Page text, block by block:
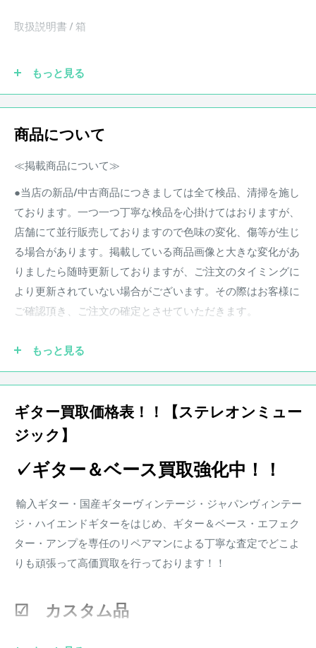
取扱説明書 / 箱
【付属品についてのご案内】
・中古品のため、付属品に使用感や多少の傷みがある場合が
ございます。
・商品ランクは付属品の状態を含みません。
■試奏などによる細かい傷は割愛しております。
■スペック、詳細などはメーカーHP等をご確認ください。
店頭での試奏などにより、細かな擦り傷等が発生する可能性
がございますこと、ご了承下さい。
商品状態は担当者の主観によるものとなります。
もっと見る
商品について
≪掲載商品について≫
●当店の新品/中古商品につきましては全て検品、清掃を施し
ております。一つ一つ丁寧な検品を心掛けてはおりますが、
店舗にて並行販売しておりますので色味の変化、傷等が生じ
る場合があります。掲載している商品画像と大きな変化があ
りましたら随時更新しておりますが、ご注文のタイミングに
より更新されていない場合がございます。その際はお客様に
ご確認頂き、ご注文の確定とさせていただきます。
干異なる場合がございます。予めご了承ください。
●保証書が付属している商品につきましては購入から1年とな
ります。保証期
間中、正常なご使用状況のもとで発生した故
障につきましては、無料で調整・修理致します。
楽器本体に対する保証となります。消耗部品、付属品、セッ
ト等に含まれる楽器本体以外の商品に関しましては保証の対
象外となります。また、配送にかかる費用は原則お客様負担
となります。
などがあった場合、弊社にて調整、リペアの対応をさせて頂
す。
もっと見る
ギター買取価格表！！【ステレオンミュー
ジック】
✓ギター＆ベース買取強化中！！
輸入ギター・国産ギターヴィンテージ・ジャパンヴィンテー
ジ・ハイエンドギターをはじめ、ギター＆ベース・エフェク
ター・アンプを専任のリペアマンによる丁寧な査定でどこよ
りも頑張って高価買取を行っております！！
☑ カスタム品